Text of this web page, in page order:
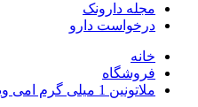
مجله دارونک
درخواست دارو
خانه
فروشگاه
ملاتونین 1 میلی گرم امی ویتال 30 میلی لیتر